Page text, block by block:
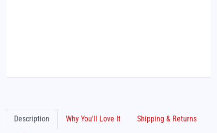
Description Why You'll Love It Shipping & Returns